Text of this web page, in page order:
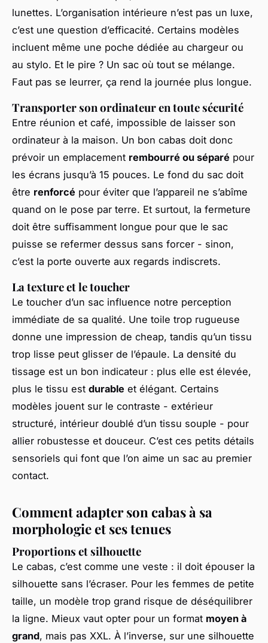
lunettes. L’organisation intérieure n’est pas un luxe,
c’est une question d’efficacité. Certains modèles
incluent même une poche dédiée au chargeur ou
au stylo. Et le pire ? Un sac où tout se mélange.
Faut pas se leurrer, ça rend la journée plus longue.
Transporter son ordinateur en toute sécurité
Entre réunion et café, impossible de laisser son
ordinateur à la maison. Un bon cabas doit donc
prévoir un emplacement rembourré ou séparé pour
les écrans jusqu’à 15 pouces. Le fond du sac doit
être renforcé pour éviter que l’appareil ne s’abîme
quand on le pose par terre. Et surtout, la fermeture
doit être suffisamment longue pour que le sac
puisse se refermer dessus sans forcer - sinon,
c’est la porte ouverte aux regards indiscrets.
La texture et le toucher
Le toucher d’un sac influence notre perception
immédiate de sa qualité. Une toile trop rugueuse
donne une impression de cheap, tandis qu’un tissu
trop lisse peut glisser de l’épaule. La densité du
tissage est un bon indicateur : plus elle est élevée,
plus le tissu est durable et élégant. Certains
modèles jouent sur le contraste - extérieur
structuré, intérieur doublé d’un tissu souple - pour
allier robustesse et douceur. C’est ces petits détails
sensoriels qui font que l’on aime un sac au premier
contact.
Comment adapter son cabas à sa
morphologie et ses tenues
Proportions et silhouette
Le cabas, c’est comme une veste : il doit épouser la
silhouette sans l’écraser. Pour les femmes de petite
taille, un modèle trop grand risque de déséquilibrer
la ligne. Mieux vaut opter pour un format moyen à
grand, mais pas XXL. À l’inverse, sur une silhouette